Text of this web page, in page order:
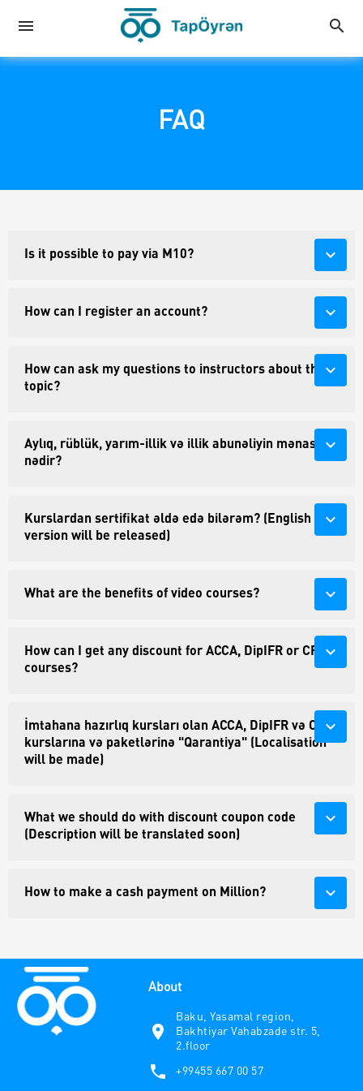
menu search
FAQ
Is it possible to pay via M10? expand_more
How can I register an account? expand_more
How can ask my questions to instructors about the
topic?
expand_more
Aylıq, rüblük, yarım-illik və illik abunəliyin mənası
nədir?
expand_more
Kurslardan sertifikat əldə edə bilərəm? (English
version will be released)
expand_more
What are the benefits of video courses? expand_more
How can I get any discount for ACCA, DipIFR or CFA
courses?
expand_more
İmtahana hazırlıq kursları olan ACCA, DipIFR və CFA
kurslarına və paketlərinə "Qarantiya" (Localisation
will be made)
expand_more
What we should do with discount coupon code
(Description will be translated soon)
expand_more
How to make a cash payment on Million? expand_more
About
location_on
Baku, Yasamal region,
Bakhtiyar Vahabzade str. 5,
2.floor
phone +99455 667 00 57